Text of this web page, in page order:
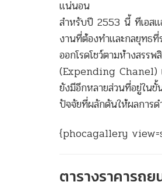
แน่นอน
สำหรับปี 2553 นี้ ทีเอส
งานที่ต้องทำและกลยุทธ
ออกโรดโชว์ตามห้างสรร
(Expending Chanel) แ
ยังมีอีกหลายส่วนที่อยู่ในขั้
ปัจจัยที่ผลักดันให้ผลการ
{phocagallery
ตารางราคารถ